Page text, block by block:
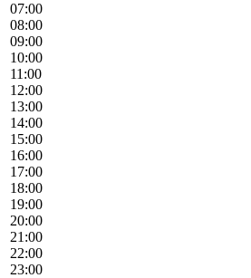
07:00
08:00
09:00
10:00
11:00
12:00
13:00
14:00
15:00
16:00
17:00
18:00
19:00
20:00
21:00
22:00
23:00